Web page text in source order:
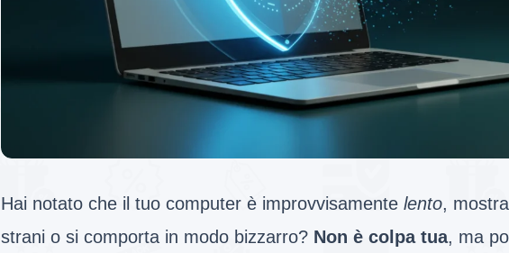
Hai notato che il tuo computer è improvvisamente lento,
strani o si comporta in modo bizzarro? Non è colpa tua, ma